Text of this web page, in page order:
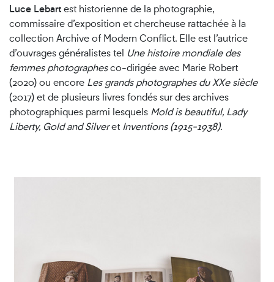
Luce Lebartest historienne de la photographie,
commissaire d’exposition et chercheuse rattachée à la
collection Archive of Modern Conflict. Elle est l’autrice
d’ouvrages généralistes tel Une histoire mondiale des
femmes photographesco-dirigée avec Marie Robert
(2020) ou encore Les grands photographes du XXe siècle
(2017) et de plusieurs livres fondés sur des archives
photographiques parmi lesquels Mold is beautiful, Lady
Liberty, Gold and Silveret Inventions (1915-1938).